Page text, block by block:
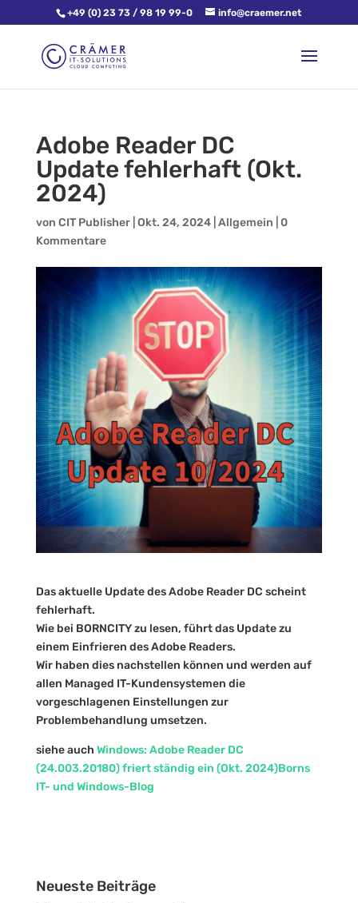
+49 (0) 23 73 / 98 19 99-0 info@craemer.net
Adobe Reader DC
Update fehlerhaft (Okt.
2024)
von CIT Publisher| Okt. 24, 2024| Allgemein 0
Kommentare
Das aktuelle Update des Adobe Reader DC scheint
fehlerhaft.
Wie bei BORNCITY zu lesen, führt das Update zu
einem Einfrieren des Adobe Readers.
Wir haben dies nachstellen können und werden auf
allen Managed IT-Kundensystemen die
vorgeschlagenen Einstellungen zur
Problembehandlung umsetzen.
siehe auch Windows: Adobe Reader DC
(24.003.20180) friert ständig ein (Okt. 2024)Borns
IT- und Windows-Blog
Neueste Beiträge